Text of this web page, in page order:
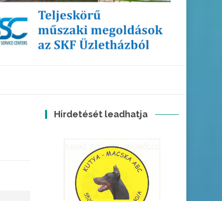
Hirdetését leadhatja